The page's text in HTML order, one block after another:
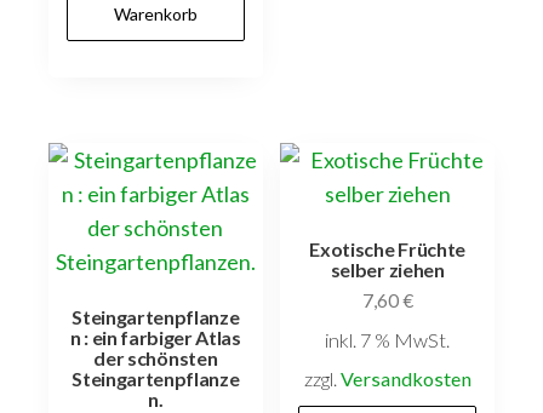
Warenkorb
Steingartenpflanze
n : ein farbiger Atlas
der schönsten
Steingartenpflanze
n.
Exotische Früchte
selber ziehen
7,60€
inkl. 7 % MwSt.
zzgl. Versandkosten